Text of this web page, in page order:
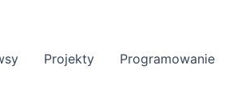
Projekty Programowanie